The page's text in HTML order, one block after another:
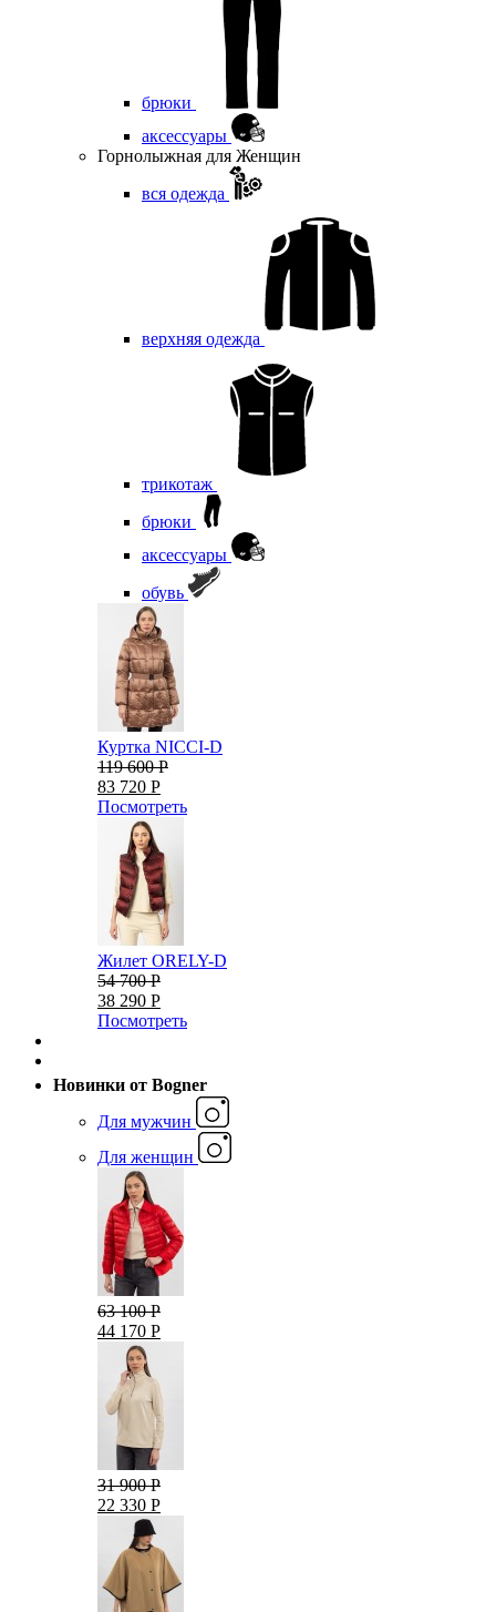
брюки
аксессуары
Горнолыжная для Женщин
вся одежда
верхняя одежда
трикотаж
брюки
аксессуары
обувь
Куртка NICCI-D
119 600 Р
83 720 Р
Посмотреть
Жилет ORELY-D
54 700 Р
38 290 Р
Посмотреть
Новинки от Bogner
Для мужчин
Для женщин
63 100 Р
44 170 Р
31 900 Р
22 330 Р